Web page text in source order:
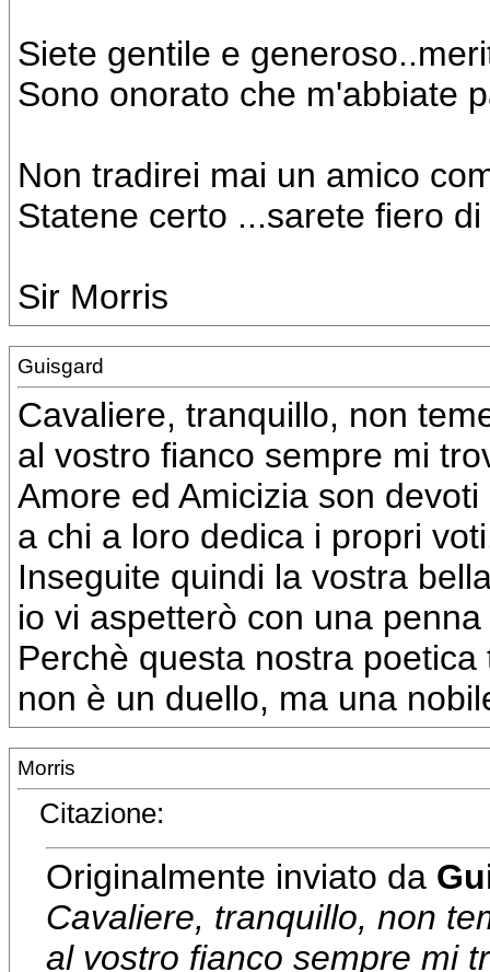
Siete gentile e
Sono onorato che m'abbiate
Non tradirei mai un amico
Statene certo ...sarete fiero di
Sir Morris
Guisgard
Cavaliere, tranquillo, non
al vostro fianco sempre mi
Amore ed Amicizia son devoti
a chi a loro dedica i propri
Inseguite quindi la vostra
io vi aspetterò con una
Perchè questa nostra poetica
non è un duello, ma una
Morris
Citazione:
Originalmente inviato da
Cavaliere, tranquillo, non
al vostro fianco sempre mi